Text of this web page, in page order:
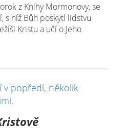
z Knihy Mormonovy, se
s níž Bůh poskytl lidstvu
Kristu a učí o Jeho